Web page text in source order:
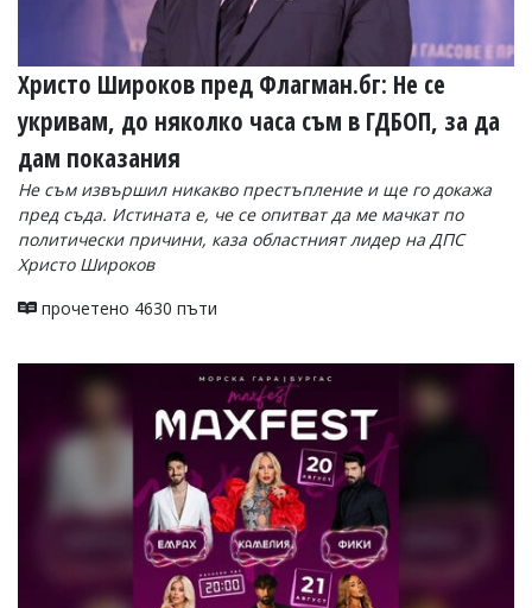
Христо Широков пред Флагман.бг: Не се
укривам, до няколко часа съм в ГДБОП, за да
дам показания
Не съм извършил никакво престъпление и ще го докажа
пред съда. Истината е, че се опитват да ме мачкат по
политически причини, каза областният лидер на ДПС
Христо Широков
прочетено 4630 пъти